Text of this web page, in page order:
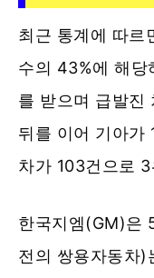
최근 통계에 따르
수의 43%에 해당
를 받으며 급발진
뒤를 이어 기아가
차가 103건으로
한국지엠(GM)은
전의 쌍용자동차